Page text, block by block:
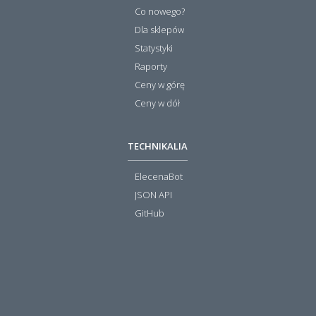
Co nowego?
Dla sklepów
Statystyki
Raporty
Ceny w górę
Ceny w dół
TECHNIKALIA
ElecenaBot
JSON API
GitHub